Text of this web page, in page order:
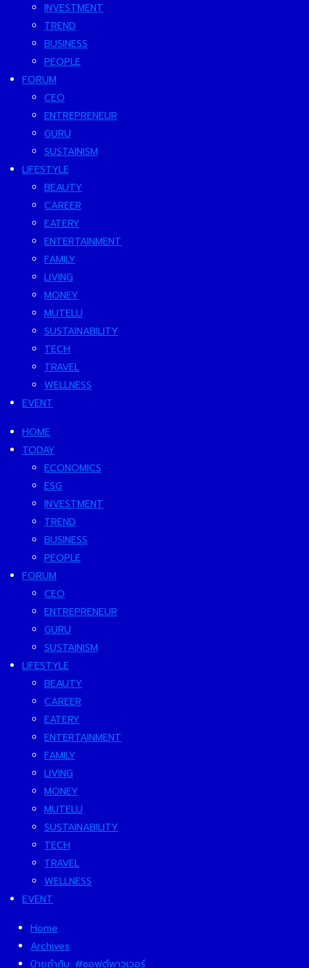
INVESTMENT
TREND
BUSINESS
PEOPLE
FORUM
CEO
ENTREPRENEUR
GURU
SUSTAINISM
LIFESTYLE
BEAUTY
CAREER
EATERY
ENTERTAINMENT
FAMILY
LIVING
MONEY
MUTELU
SUSTAINABILITY
TECH
TRAVEL
WELLNESS
EVENT
HOME
TODAY
ECONOMICS
ESG
INVESTMENT
TREND
BUSINESS
PEOPLE
FORUM
CEO
ENTREPRENEUR
GURU
SUSTAINISM
LIFESTYLE
BEAUTY
CAREER
EATERY
ENTERTAINMENT
FAMILY
LIVING
MONEY
MUTELU
SUSTAINABILITY
TECH
TRAVEL
WELLNESS
EVENT
Home
Archives
ป้ายกำกับ: #ซอฟต์พาวเวอร์